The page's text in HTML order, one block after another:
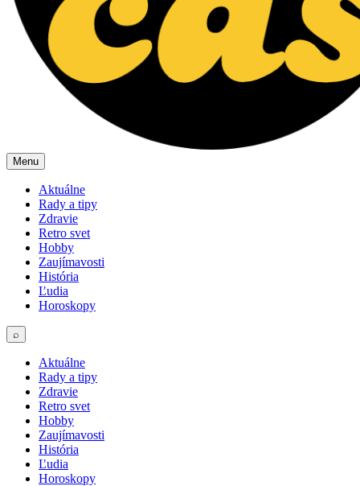
Menu
Aktuálne
Rady a tipy
Zdravie
Retro svet
Hobby
Zaujímavosti
História
Ľudia
Horoskopy
⌕
Aktuálne
Rady a tipy
Zdravie
Retro svet
Hobby
Zaujímavosti
História
Ľudia
Horoskopy